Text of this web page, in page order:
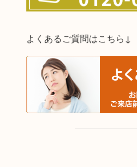
よくあるご質問はこちら↓